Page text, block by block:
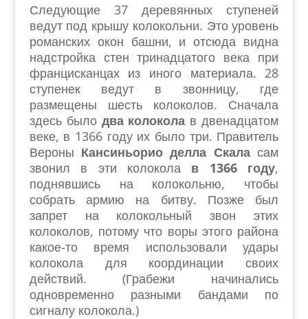
Следующие 37 деревянных ступеней
ведут под крышу колокольни. Это уровень
романских окон башни, и отсюда видна
надстройка стен тринадцатого века при
францисканцах из иного материала. 28
ступенек ведут в звонницу, где
размещены шесть колоколов. Сначала
здесь было два колокола в двенадцатом
веке, в 1366 году их было три. Правитель
Вероны Кансиньорио делла Скаласам
звонил в эти колокола в 1366 году,
поднявшись на колокольню, чтобы
собрать армию на битву. Позже был
запрет на колокольный звон этих
колоколов, потому что воры этого района
какое-то время использовали удары
колокола для координации своих
действий. (Грабежи начинались
одновременно разными бандами по
сигналу колокола.)